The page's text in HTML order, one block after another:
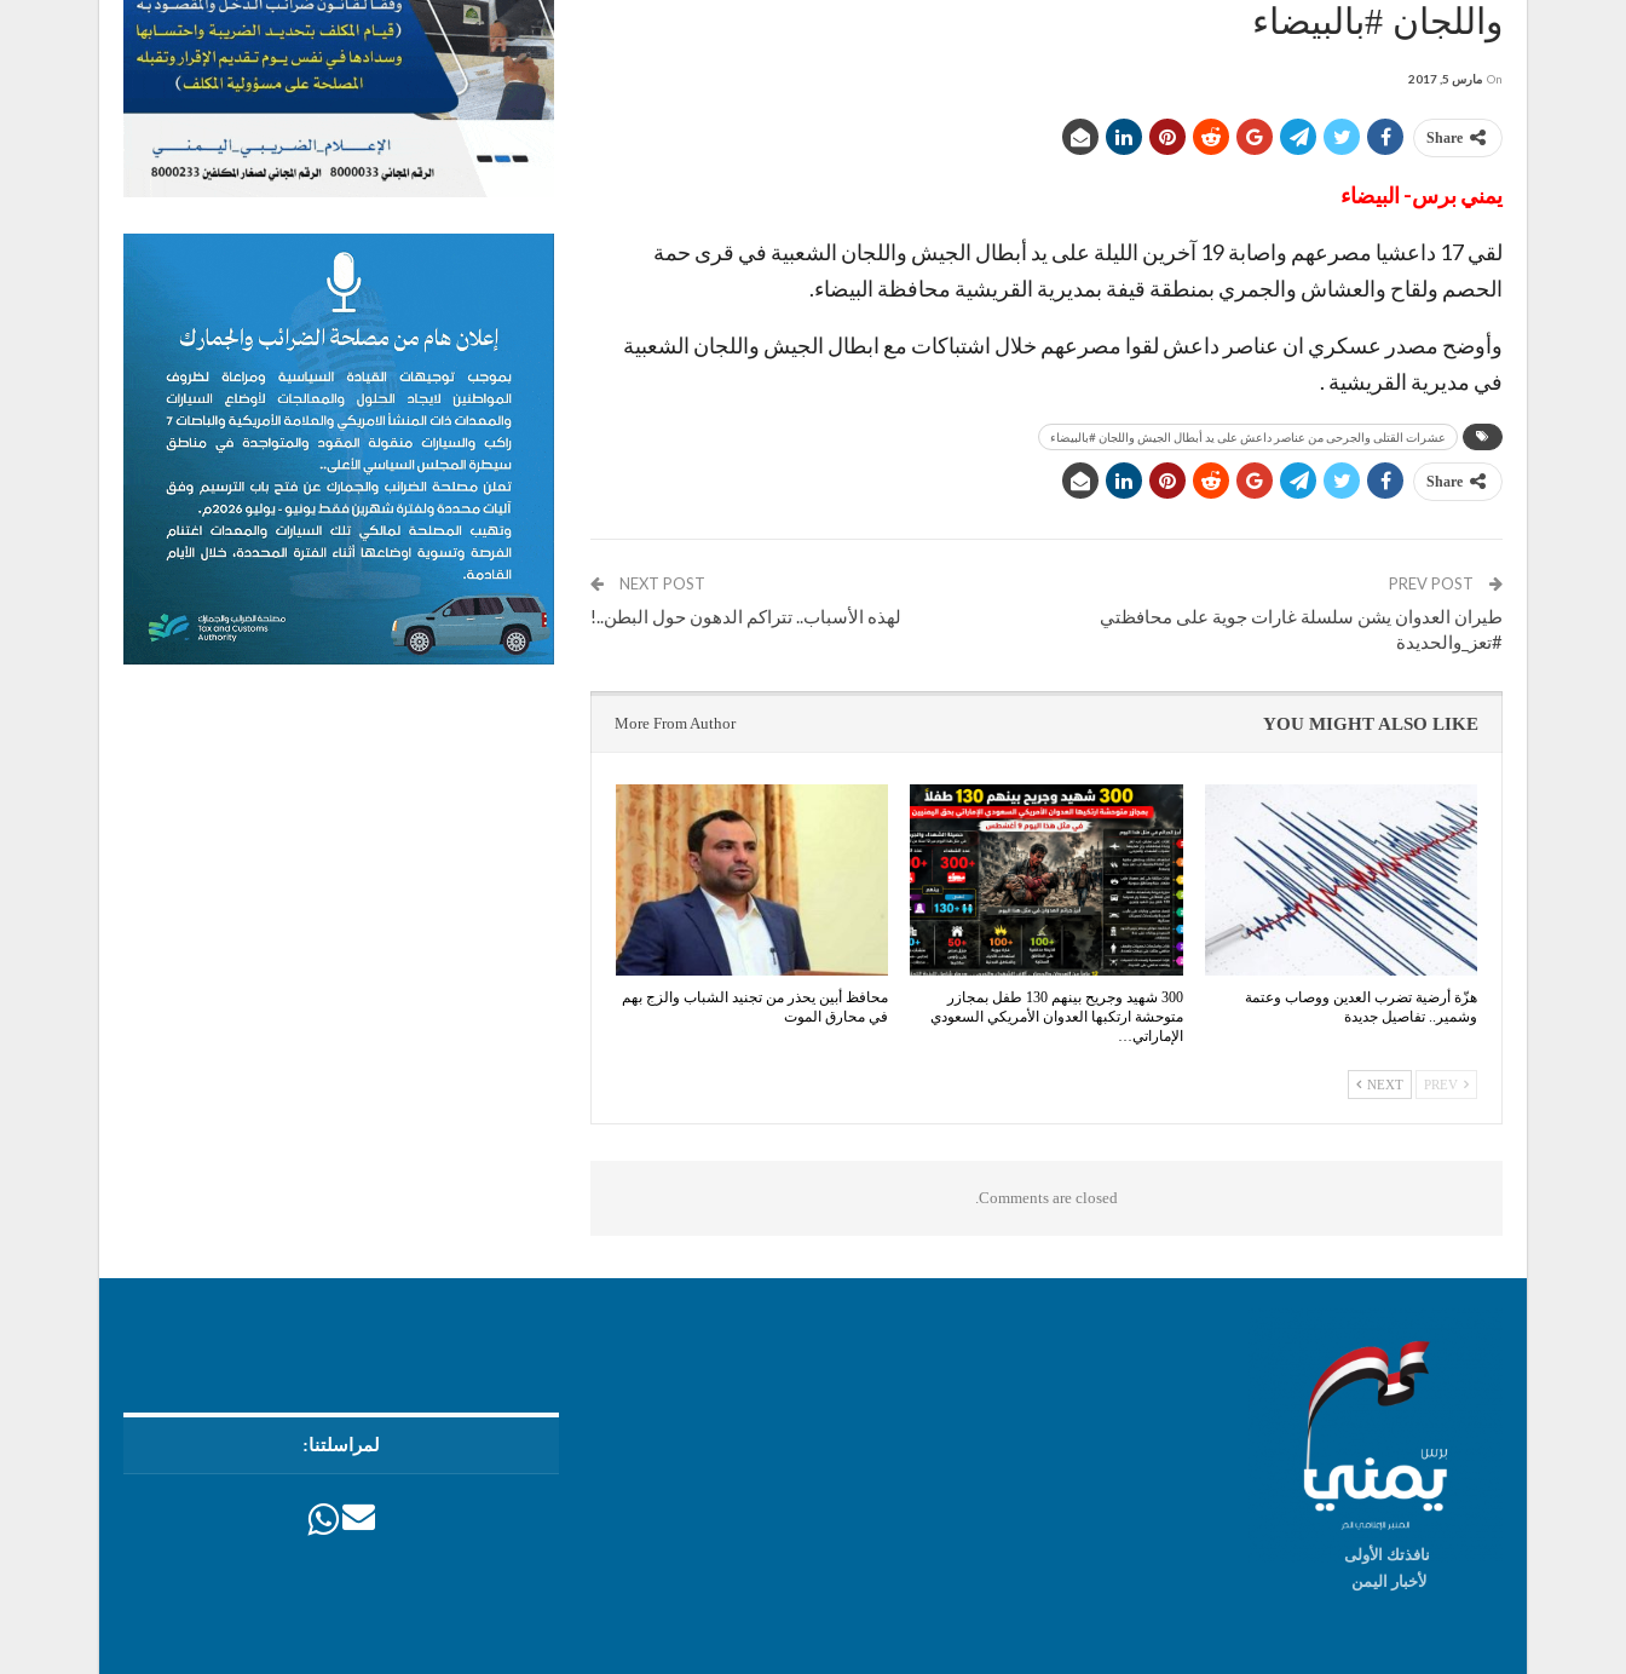
واللجان #بالبيضاء
On مارس 5, 2017
Share
يمني برس- البيضاء
لقي 17 داعشيا مصرعهم واصابة 19 آخرين الليلة على يد أبطال الجيش واللجان الشعبية في قرى حمة
الحصم ولقاح والعشاش والجمري بمنطقة قيفة بمديرية القريشية محافظة البيضاء.
وأوضح مصدر عسكري ان عناصر داعش لقوا مصرعهم خلال اشتباكات مع ابطال الجيش واللجان الشعبية
في مديرية القريشية .
عشرات القتلى والجرحى من عناصر داعش على يد أبطال الجيش واللجان #بالبيضاء
Share
طيران العدوان يشن سلسلة غارات جوية على محافظتي
#تعز_والحديدة
NEXT POST
لهذه الأسباب.. تتراكم الدهون حول البطن..!
YOU MIGHT ALSO LIKE
More From Author
هزّة أرضية تضرب العدين ووصاب وعتمة
وشمير.. تفاصيل جديدة
300 شهيد وجريح بينهم 130 طفل بمجازر
متوحشة ارتكبها العدوان الأمريكي السعودي
الإماراتي…
محافظ أبين يحذر من تجنيد الشباب والزج بهم
في محارق الموت
NEXT
Comments are closed.
نافذتك الأولى
لأخبار اليمن
لمراسلتنا: